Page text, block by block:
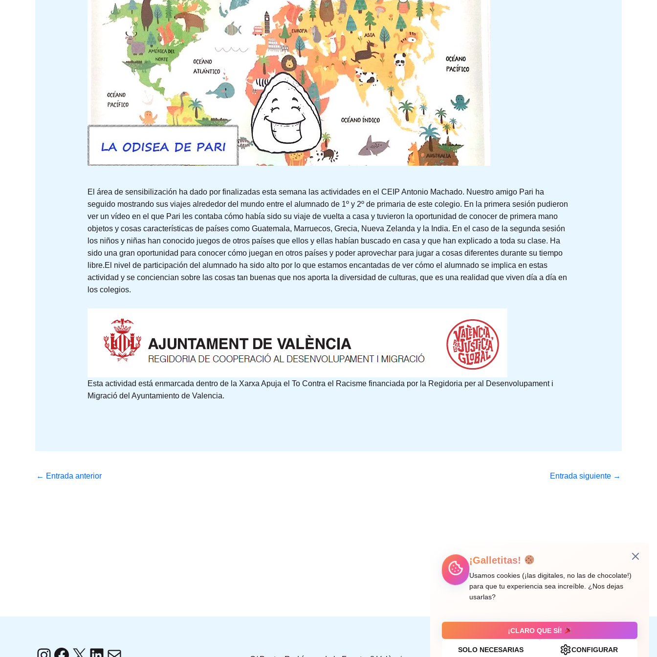
El área de sensibilización ha dado por finalizadas esta semana las actividades en el CEIP Antonio Machado. Nuestro amigo Pari ha
seguido mostrando sus viajes alrededor del mundo entre el alumnado de 1º y 2º de primaria de este colegio. En la primera sesión pudieron
ver un vídeo en el que Pari les contaba cómo había sido su viaje de vuelta a casa y tuvieron la oportunidad de conocer de primera mano
objetos y cosas características de países como Guatemala, Marruecos, Grecia, Nueva Zelanda y la India. En el caso de la segunda sesión
los niños y niñas han conocido juegos de otros países que ellos y ellas habían buscado en casa y que han explicado a toda su clase. Ha
sido una gran oportunidad para conocer cómo juegan en otros países y poder aprovechar para jugar a cosas diferentes durante su tiempo
libre.El nivel de participación del alumnado ha sido alto por lo que estamos encantadas de ver cómo el alumnado se implica en estas
actividad y se conciencian sobre las cosas tan buenas que nos aporta la diversidad de culturas, que es una realidad que viven día a día en
los colegios.
Esta actividad está enmarcada dentro de la Xarxa Apuja el To Contra el Racisme financiada por la Regidoria per al Desenvolupament i
Migració del Ayuntamiento de Valencia.
← Entrada anterior Entrada siguiente →
Instagram
Facebook
X LinkedIn
Correo electrónico Aviso legal
¡Galletitas!
Usamos cookies (¡las digitales, no las de chocolate!)
para que tu experiencia sea increíble. ¿Nos dejas
usarlas?
¡CLARO QUE SÍ!
SOLO NECESARIAS CONFIGURAR